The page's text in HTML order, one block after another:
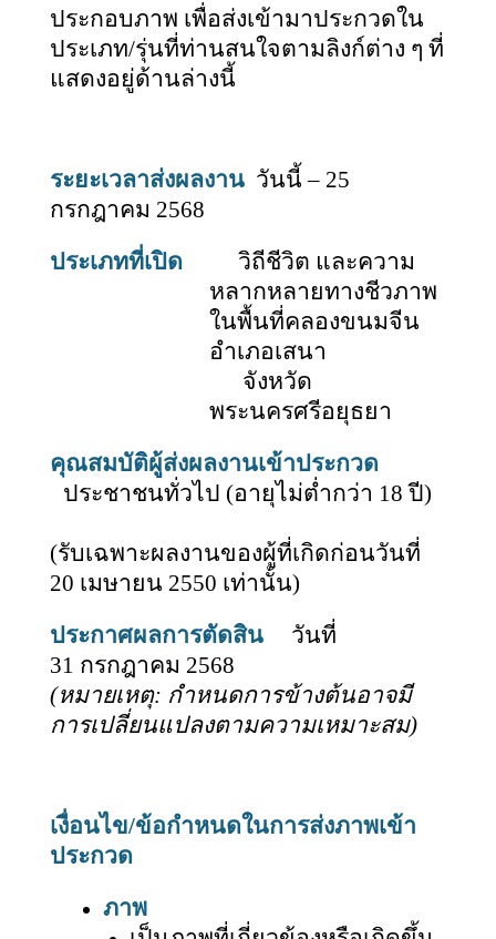
ประกอบภาพ เพื่อส่งเข้ามาประกวดใน
ประเภท/รุ่นที่ท่านสนใจตามลิงก์ต่าง ๆ ที่
แสดงอยู่ด้านล่างนี้
ระยะเวลาส่งผลงาน วันนี้ – 25
กรกฎาคม 2568
ประเภทที่เปิด วิถีชีวิต และความ
หลากหลายทางชีวภาพ
ในพื้นที่คลองขนมจีน
อำเภอเสนา
จังหวัด
พระนครศรีอยุธยา
คุณสมบัติผู้ส่งผลงานเข้าประกวด
ประชาชนทั่วไป (อายุไม่ต่ำกว่า 18 ปี)
(รับเฉพาะผลงานของผู้ที่เกิดก่อนวันที่
20 เมษายน 2550 เท่านั้น)
ประกาศผลการตัดสิน วันที่
31 กรกฎาคม 2568
(หมายเหตุ: กำหนดการข้างต้นอาจมี
การเปลี่ยนแปลงตามความเหมาะสม)
เงื่อนไข/ข้อกำหนดในการส่งภาพเข้า
ประกวด
ภาพ